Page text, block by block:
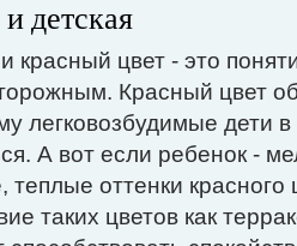
детская
красный цвет - это
Красный цвет
легковозбудимые дети
А вот если ребенок -
теплые оттенки красного
таких цветов как